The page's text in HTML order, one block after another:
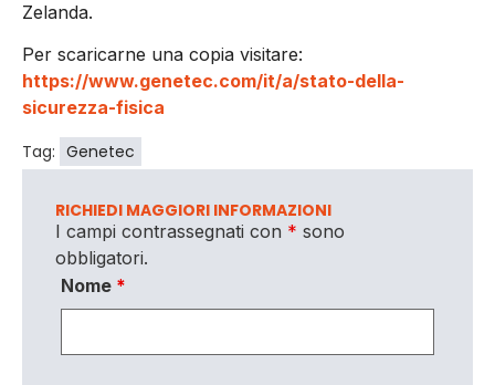
Zelanda.
Per scaricarne una copia visitare:
https://www.genetec.com/it/a/stato-della-
sicurezza-fisica
Tag: Genetec
RICHIEDI MAGGIORI INFORMAZIONI
I campi contrassegnati con * sono
obbligatori.
Nome *